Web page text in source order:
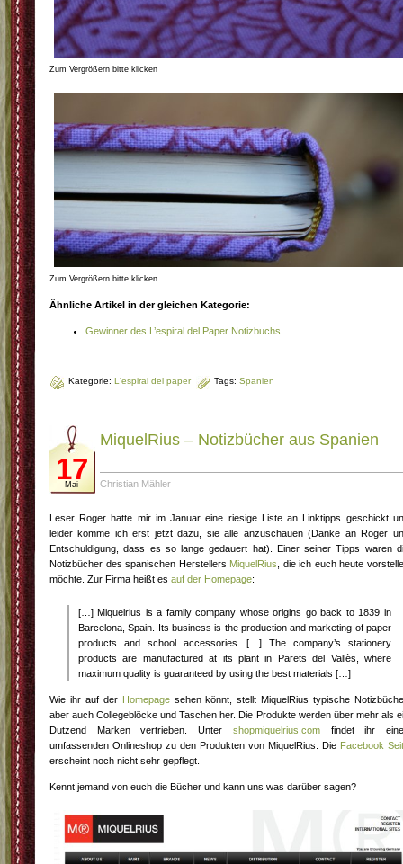
Zum Vergrößern bitte klicken
Zum Vergrößern bitte klicken
Ähnliche Artikel in der gleichen Kategorie:
Gewinner des L’espiral del Paper Notizbuchs
Kategorie: L'espiral del paper Tags: Spanien
17
Mai
MiquelRius – Notizbücher aus Spanien
Christian Mähler
Leser Roger hatte mir im Januar eine riesige Liste an Linktipps geschickt
leider komme ich erst jetzt dazu, sie alle anzuschauen (Danke an Roger
Entschuldigung, dass es so lange gedauert hat). Einer seiner Tipps waren
Notizbücher des spanischen Herstellers MiquelRius
, die ich euch heute
möchte. Zur Firma heißt es auf der Homepage:
[…] Miquelrius is a family company whose origins go back to 1839 in
Barcelona, Spain. Its business is the production and marketing of paper
products and school accessories. […] The company’s stationery
products are manufactured at its plant in Parets del Vallès, where
maximum quality is guaranteed by using the best materials […]
Wie ihr auf der Homepagesehen könnt, stellt MiquelRius typische
aber auch Collegeblöcke und Taschen her. Die Produkte werden über mehr als
Dutzend Marken vertrieben. Unter shopmiquelrius.comfindet ihr
umfassenden Onlineshop zu den Produkten von MiquelRius. Die Facebook
erscheint noch nicht sehr gepflegt.
Kennt jemand von euch die Bücher und kann uns was darüber sagen?